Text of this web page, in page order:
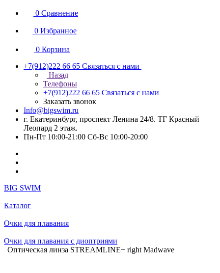
0 Сравнение
0 Избранное
0 Корзина
+7(912)222 66 65 Связаться с нами
Назад
Телефоны
+7(912)222 66 65 Связаться с нами
Заказать звонок
Info@bigswim.ru
г. Екатеринбург, проспект Ленина 24/8. ТГ Красный
Леопард 2 этаж.
Пн-Пт 10:00-21:00 Сб-Вс 10:00-20:00
BIG SWIM
Каталог
Очки для плавания
Очки для плавания с диоптриями
Оптическая линза STREAMLINE+ right Madwave